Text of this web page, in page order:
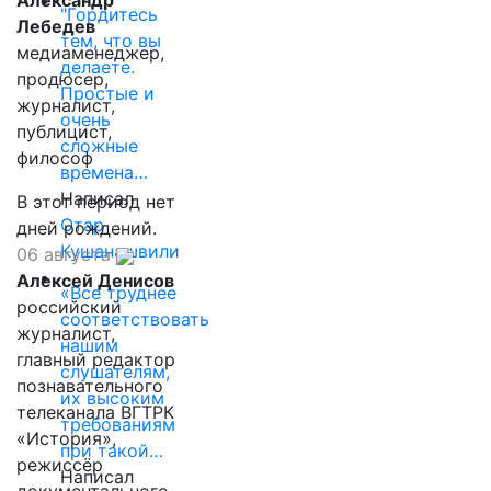
"Гордитесь
тем, что вы
делаете.
Простые и
очень
сложные
времена…
Написал
Отар
Кушанашвили
«Все труднее
соответствовать
нашим
слушателям,
их высоким
требованиям
при такой…
Написал
Лебедев
медиаменеджер,
продюсер,
журналист,
публицист,
философ
В этот период нет
дней рождений.
06 августа
Алексей Денисов
российский
журналист,
главный редактор
познавательного
телеканала ВГТРК
«История»,
режиссёр